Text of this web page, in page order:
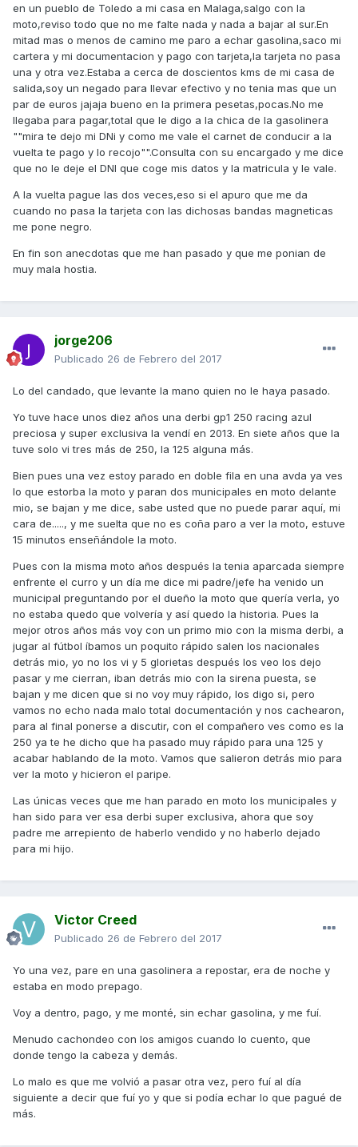
en un pueblo de Toledo a mi casa en Malaga,salgo con la
moto,reviso todo que no me falte nada y nada a bajar al sur.En
mitad mas o menos de camino me paro a echar gasolina,saco mi
cartera y mi documentacion y pago con tarjeta,la tarjeta no pasa
una y otra vez.Estaba a cerca de doscientos kms de mi casa de
salida,soy un negado para llevar efectivo y no tenia mas que un
par de euros jajaja bueno en la primera pesetas,pocas.No me
llegaba para pagar,total que le digo a la chica de la gasolinera
""mira te dejo mi DNi y como me vale el carnet de conducir a la
vuelta te pago y lo recojo"".Consulta con su encargado y me dice
que no le deje el DNI que coge mis datos y la matricula y le vale.
A la vuelta pague las dos veces,eso si el apuro que me da
cuando no pasa la tarjeta con las dichosas bandas magneticas
me pone negro.
En fin son anecdotas que me han pasado y que me ponian de
muy mala hostia.
jorge206
Publicado 26 de Febrero del 2017
Lo del candado, que levante la mano quien no le haya pasado.
Yo tuve hace unos diez años una derbi gp1 250 racing azul
preciosa y super exclusiva la vendí en 2013. En siete años que la
tuve solo vi tres más de 250, la 125 alguna más.
Bien pues una vez estoy parado en doble fila en una avda ya ves
lo que estorba la moto y paran dos municipales en moto delante
mio, se bajan y me dice, sabe usted que no puede parar aquí, mi
cara de....., y me suelta que no es coña paro a ver la moto, estuve
15 minutos enseñándole la moto.
Pues con la misma moto años después la tenia aparcada siempre
enfrente el curro y un día me dice mi padre/jefe ha venido un
municipal preguntando por el dueño la moto que quería verla, yo
no estaba quedo que volvería y así quedo la historia. Pues la
mejor otros años más voy con un primo mio con la misma derbi, a
jugar al fútbol íbamos un poquito rápido salen los nacionales
detrás mio, yo no los vi y 5 glorietas después los veo los dejo
pasar y me cierran, iban detrás mio con la sirena puesta, se
bajan y me dicen que si no voy muy rápido, los digo si, pero
vamos no echo nada malo total documentación y nos cachearon,
para al final ponerse a discutir, con el compañero ves como es la
250 ya te he dicho que ha pasado muy rápido para una 125 y
acabar hablando de la moto. Vamos que salieron detrás mio para
ver la moto y hicieron el paripe.
Las únicas veces que me han parado en moto los municipales y
han sido para ver esa derbi super exclusiva, ahora que soy
padre me arrepiento de haberlo vendido y no haberlo dejado
para mi hijo.
Victor Creed
Publicado 26 de Febrero del 2017
Yo una vez, pare en una gasolinera a repostar, era de noche y
estaba en modo prepago.
Voy a dentro, pago, y me monté, sin echar gasolina, y me fuí.
Menudo cachondeo con los amigos cuando lo cuento, que
donde tengo la cabeza y demás.
Lo malo es que me volvió a pasar otra vez, pero fuí al día
siguiente a decir que fuí yo y que si podía echar lo que pagué de
más.